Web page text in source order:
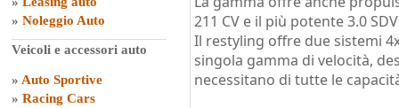
» Noleggio Auto
Veicoli e accessori auto
» Auto Sportive
» Racing Cars
211 CV e il più potente 3.0
Il restyling offre due sistemi
singola gamma di velocità,
necessitano di tutte le